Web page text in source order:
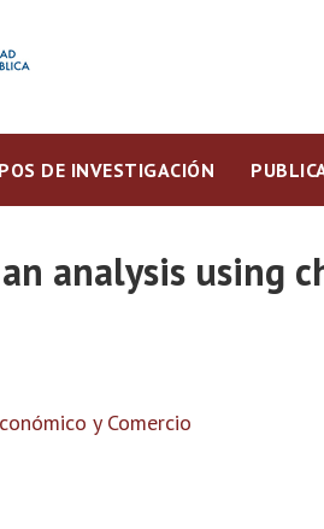
DE INVESTIGACIÓN
analysis using
y Comercio